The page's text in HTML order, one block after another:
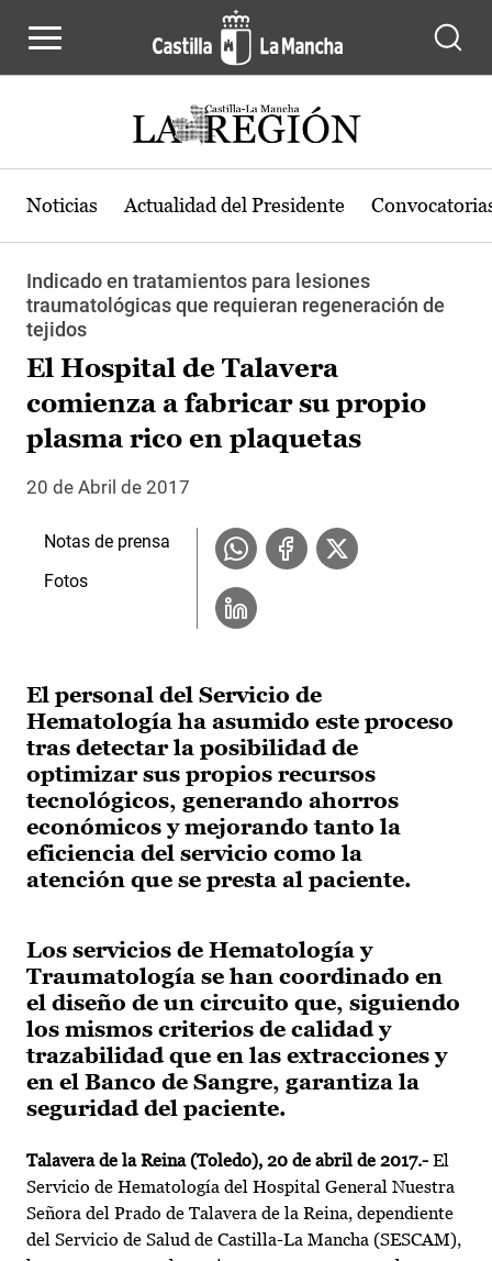
Noticias Actualidad del Presidente
Indicado en tratamientos para lesiones
traumatológicas que requieran regeneración de
tejidos
El Hospital de Talavera
comienza a fabricar su propio
plasma rico en plaquetas
20 de Abril de 2017
El personal del Servicio de
Hematología ha asumido este proceso
tras detectar la posibilidad de
optimizar sus propios recursos
tecnológicos, generando ahorros
económicos y mejorando tanto la
eficiencia del servicio como la
atención que se presta al paciente.
Los servicios de Hematología y
Traumatología se han coordinado en
el diseño de un circuito que, siguiendo
los mismos criterios de calidad y
trazabilidad que en las extracciones y
en el Banco de Sangre, garantiza la
seguridad del paciente.
Talavera de la Reina (Toledo), 20 de abril de 2017.- El
Servicio de Hematología del Hospital General Nuestra
Señora del Prado de Talavera de la Reina, dependiente
del Servicio de Salud de Castilla-La Mancha (SESCAM),
Notas de prensa
Fotos